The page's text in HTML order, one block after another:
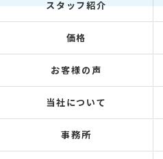
スタッフ紹介
価格
お客様の声
当社について
事務所